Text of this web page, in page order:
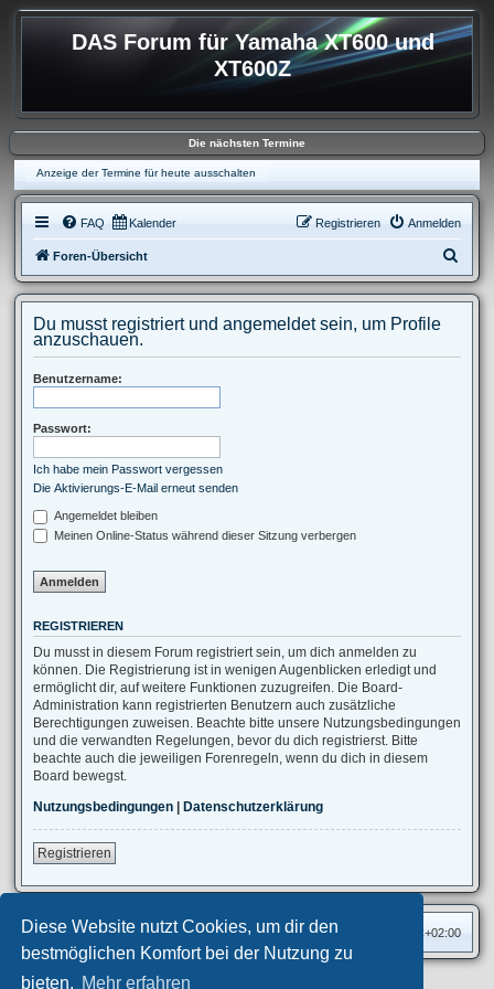
Diese Website nutzt Cookies, um dir den
bestmöglichen Komfort bei der Nutzung zu
bieten. Mehr erfahren
DAS Forum für Yamaha XT600 und
XT600Z
Die nächsten Termine
Anzeige der Termine für heute ausschalten
FAQ Kalender Anmelden
Registrieren
Foren-Übersicht
u
e
Du musst registriert und angemeldet sein, um Profile
anzuschauen.
Benutzername:
Passwort:
Ich habe mein Passwort vergessen
Die Aktivierungs-E-Mail erneut senden
Angemeldet bleiben
Meinen Online-Status während dieser Sitzung verbergen
REGISTRIEREN
Du musst in diesem Forum registriert sein, um dich anmelden zu
können. Die Registrierung ist in wenigen Augenblicken erledigt und
ermöglicht dir, auf weitere Funktionen zuzugreifen. Die Board-
Administration kann registrierten Benutzern auch zusätzliche
Berechtigungen zuweisen. Beachte bitte unsere Nutzungsbedingungen
und die verwandten Regelungen, bevor du dich registrierst. Bitte
beachte auch die jeweiligen Forenregeln, wenn du dich in diesem
Board bewegst.
Nutzungsbedingungen | Datenschutzerklärung
Registrieren
Foren-Übersicht Alle Zeiten sind UTC+02:00